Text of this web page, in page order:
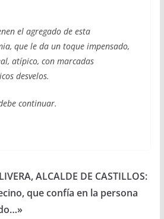
el agregado de esta
que le da un toque impensado,
atípico, con marcadas
desvelos.
continuar.
ALCALDE DE CASTILLOS:
que confía en la persona